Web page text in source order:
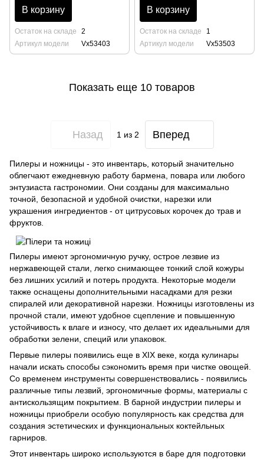
В корзину
Остаток на складе
2
Артикул модели
Vx53403
В корзину
Остаток на складе
1
Артикул модели
Vx53503
Показать еще 10 товаров
Назад 1из 2 Вперед
Пилеры и ножницы - это инвентарь, который значительно
облегчают ежедневную работу бармена, повара или любого
энтузиаста гастрономии. Они созданы для максимально
точной, безопасной и удобной очистки, нарезки или
украшения ингредиентов - от цитрусовых корочек до трав и
фруктов.
Пилеры имеют эргономичную ручку, острое лезвие из
нержавеющей стали, легко снимающее тонкий слой кожуры
без лишних усилий и потерь продукта. Некоторые модели
также оснащены дополнительными насадками для резки
спиралей или декоративной нарезки. Ножницы изготовлены из
прочной стали, имеют удобное сцепление и повышенную
устойчивость к влаге и износу, что делает их идеальными для
обработки зелени, специй или упаковок.
Первые пилеры появились еще в XIX веке, когда кулинары
начали искать способы сэкономить время при чистке овощей.
Со временем инструменты совершенствовались - появились
различные типы лезвий, эргономичные формы, материалы с
антискользящим покрытием. В барной индустрии пилеры и
ножницы приобрели особую популярность как средства для
создания эстетических и функциональных коктейльных
гарниров.
Этот инвентарь широко используются в баре для подготовки